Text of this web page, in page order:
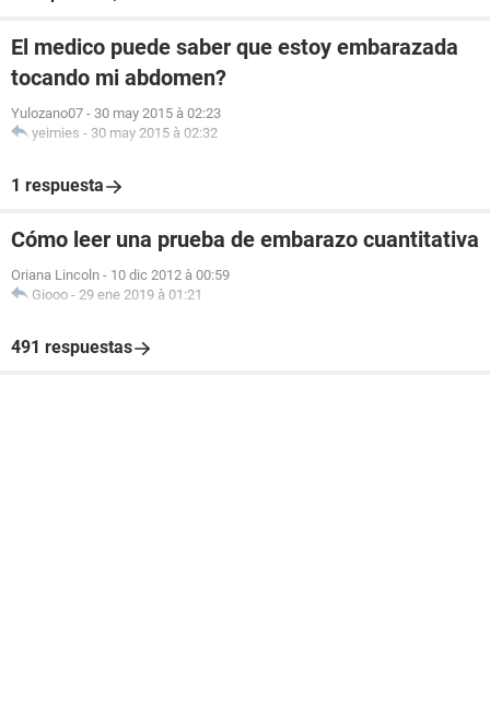
El medico puede saber que estoy embarazada
tocando mi abdomen?
Yulozano07 - 30 may 2015 à 02:23
yeimies - 30 may 2015 à 02:32
1 respuesta
Cómo leer una prueba de embarazo cuantitativa
Oriana Lincoln - 10 dic 2012 à 00:59
Giooo - 29 ene 2019 à 01:21
491 respuestas